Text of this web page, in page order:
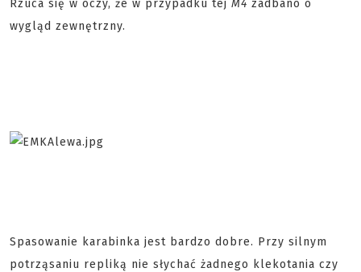
Rzuca się w oczy, że w przypadku tej M4 zadbano o
wygląd zewnętrzny.
Spasowanie karabinka jest bardzo dobre. Przy silnym
potrząsaniu repliką nie słychać żadnego klekotania czy